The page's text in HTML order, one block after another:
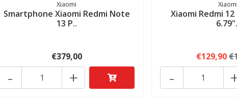
Xiaomi
Smartphone Xiaomi Redmi Note
13 P..
€379,00
+
-
Xiaomi
Xiaomi Redmi 12
€129,90
-